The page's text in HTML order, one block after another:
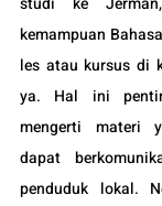
kemampuan
les atau kursus di
ya. Hal ini
mengerti materi
dapat
penduduk lokal.